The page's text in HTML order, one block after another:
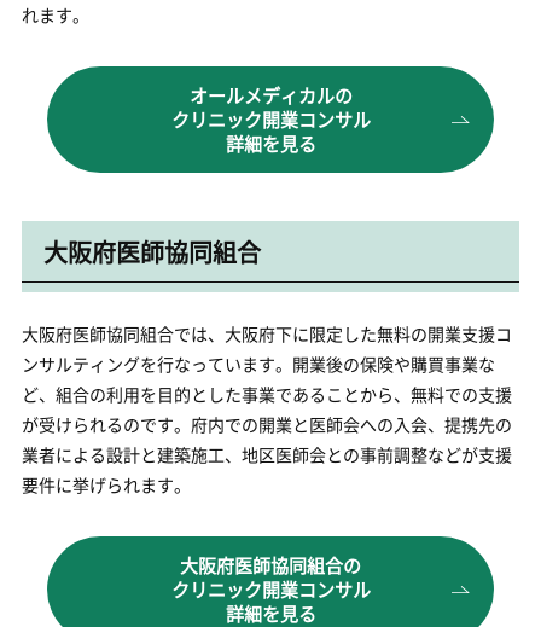
れます。
オールメディカルの
クリニック開業コンサル
詳細を見る
大阪府医師協同組合
大阪府医師協同組合では、大阪府下に限定した無料の開業支援コ
ンサルティングを行なっています。開業後の保険や購買事業な
ど、組合の利用を目的とした事業であることから、無料での支援
が受けられるのです。府内での開業と医師会への入会、提携先の
業者による設計と建築施工、地区医師会との事前調整などが支援
要件に挙げられます。
大阪府医師協同組合の
クリニック開業コンサル
詳細を見る